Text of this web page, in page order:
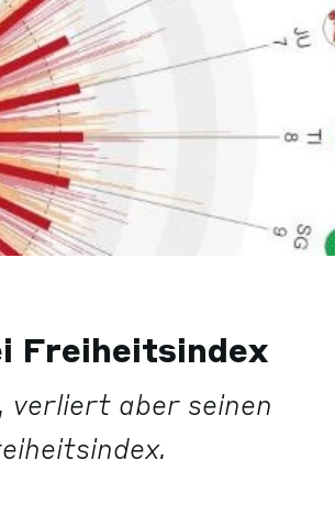
Freiheitsindex
aber seinen